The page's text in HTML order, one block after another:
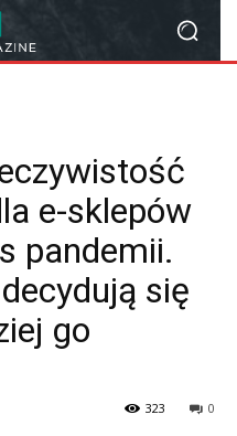
e-sklepów
pandemii.
się
go
0
323